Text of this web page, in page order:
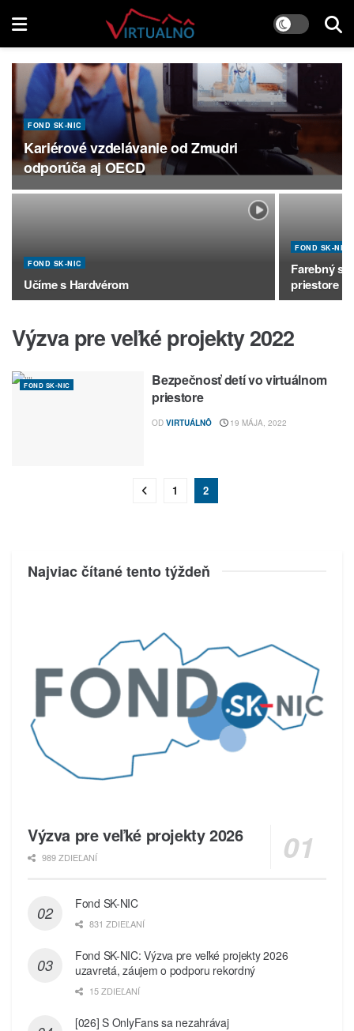
FOND SK-NIC
Kariérové vzdelávanie od Zmudri
odporúča aj OECD
FOND SK-NIC
Učíme s Hardvérom
FOND SK-NIC
Farebný
priestore
Výzva pre veľké projekty 2022
FOND SK-NIC
Bezpečnosť detí vo virtuálnom
priestore
OD VIRTUÁLNÔ 19 MÁJA, 2022
1 2
Najviac čítané tento týždeň
Výzva pre veľké projekty 2026
989 ZDIEĽANÍ
Fond SK-NIC
831 ZDIEĽANÍ
Fond SK-NIC: Výzva pre veľké projekty 2026
uzavretá, záujem o podporu rekordný
15 ZDIEĽANÍ
[026] S OnlyFans sa nezahrávaj